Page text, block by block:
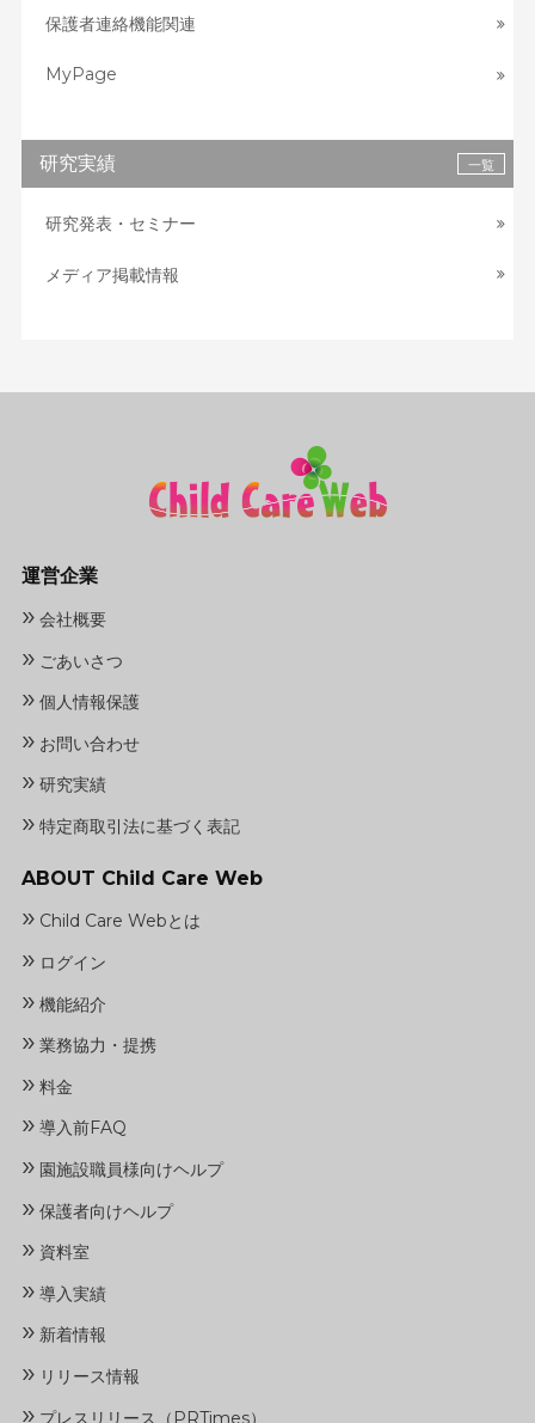
保護者連絡機能関連
MyPage
研究実績 一覧
研究発表・セミナー
メディア掲載情報
運営企業
» 会社概要
» ごあいさつ
» 個人情報保護
» お問い合わせ
» 研究実績
» 特定商取引法に基づく表記
ABOUT Child Care Web
» Child Care Webとは
» ログイン
» 機能紹介
» 業務協力・提携
» 料金
» 導入前FAQ
» 園施設職員様向けヘルプ
» 保護者向けヘルプ
» 資料室
» 導入実績
» 新着情報
» リリース情報
» プレスリリース（PRTimes）